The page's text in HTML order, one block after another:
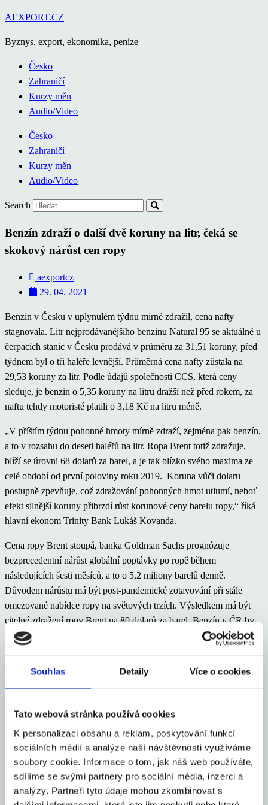
Souhlas Detaily Více o cookies
Tato webová stránka používá cookies
K personalizaci obsahu a reklam, poskytování funkcí
sociálních médií a analýze naší návštěvnosti využíváme
soubory cookie. Informace o tom, jak náš web používáte,
sdílíme se svými partnery pro sociální média, inzerci a
analýzy. Partneři tyto údaje mohou zkombinovat s
Přejít
obsahu
AEXPORT.CZ
Byznys, export, ekonomika, peníze
Česko
Zahraničí
Kurzy měn
Audio/Video
Česko
Zahraničí
Kurzy měn
Audio/Video
Search
Benzín zdraží o další dvě koruny na litr, čeká se
skokový nárůst cen ropy
aexportcz
29. 04. 2021
Benzin v Česku v uplynulém týdnu mírně zdražil, cena nafty
stagnovala. Litr nejprodávanějšího benzinu Natural 95 se aktuálně u
čerpacích stanic v Česku prodává v průměru za 31,51 koruny, před
týdnem byl o tři haléře levnější. Průměrná cena nafty zůstala na
29,53 koruny za litr. Podle údajů společnosti CCS, která ceny
sleduje, je benzin o 5,35 koruny na litru dražší než před rokem, za
naftu tehdy motoristé platili o 3,18 Kč na litru méně.
„V příštím týdnu pohonné hmoty mírně zdraží, zejména pak benzín,
a to v rozsahu do deseti haléřů na litr. Ropa Brent totiž zdražuje,
blíží se úrovni 68 dolarů za barel, a je tak blízko svého maxima ze
celé období od první poloviny roku 2019. Koruna vůči dolaru
postupně zpevňuje, což zdražování pohonných hmot utlumí, neboť
efekt silnější koruny přibrzdí růst korunové ceny barelu ropy,“ říká
hlavní ekonom Trinity Bank Lukáš Kovanda.
Cena ropy Brent stoupá, banka Goldman Sachs prognózuje
bezprecedentní nárůst globální poptávky po ropě během
následujících šesti měsíců, a to o 5,2 miliony barelů denně.
Důvodem nárůstu má být post-pandemické zotavování při stále
omezované nabídce ropy na světových trzích. Výsledkem má být
citelné zdražení ropy Brent na 80 dolarů za barel. Benzín v ČR by
takovém případě zdražil zhruba o další dvě koruny na litr, na 33,50.
Mohlo by Vás zajímat